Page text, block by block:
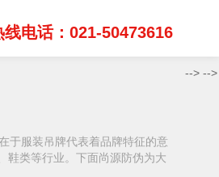
线电话：021-50473616
于服装吊牌代表着品牌特征的意
鞋类等行业。下面尚源防伪为大
--> -->